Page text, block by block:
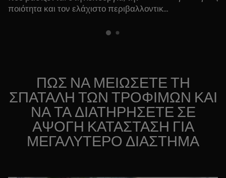
ποιότητα και τον ελάχιστο περιβαλλοντικό
κατασκευάζονται με υλικά που έχουν
ΠΩΣ ΝΑ ΜΕΙΩΣΕΤΕ ΤΗ
ΣΠΑΤΑΛΗ ΤΩΝ ΤΡΟΦΙΜΩΝ ΚΑΙ
ΝΑ ΤΑ ΔΙΑΤΗΡΗΣΕΤΕ ΣΕ
ΑΨΟΓΗ ΚΑΤΑΣΤΑΣΗ ΓΙΑ
ΜΕΓΑΛΥΤΕΡΟ ΔΙΑΣΤΗΜΑ